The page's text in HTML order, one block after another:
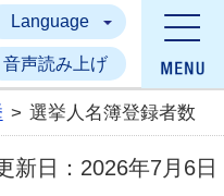
かすみがうら市
Language
音声読み上げ
> 選挙人名簿登録者数
新日： 2026年7月6日